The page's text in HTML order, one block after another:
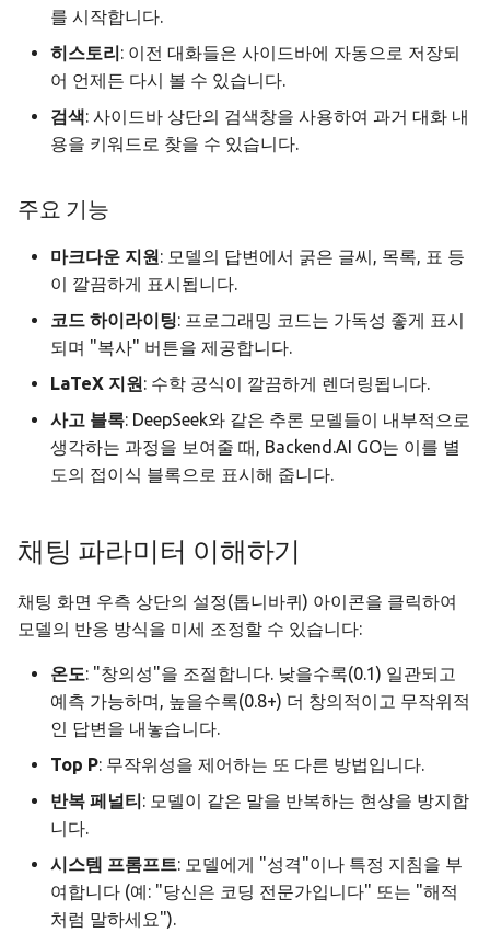
를 시작합니다.
히스토리: 이전 대화들은 사이드바에 자동으로 저장되
어 언제든 다시 볼 수 있습니다.
검색: 사이드바 상단의 검색창을 사용하여 과거 대화 내
용을 키워드로 찾을 수 있습니다.
주요 기능
마크다운 지원: 모델의 답변에서 굵은 글씨, 목록, 표 등
이 깔끔하게 표시됩니다.
코드 하이라이팅: 프로그래밍 코드는 가독성 좋게 표시
되며 "복사" 버튼을 제공합니다.
LaTeX 지원: 수학 공식이 깔끔하게 렌더링됩니다.
사고 블록: DeepSeek와 같은 추론 모델들이 내부적으로
생각하는 과정을 보여줄 때, Backend.AI GO는 이를 별
도의 접이식 블록으로 표시해 줍니다.
채팅 파라미터 이해하기
채팅 화면 우측 상단의 설정(톱니바퀴) 아이콘을 클릭하여
모델의 반응 방식을 미세 조정할 수 있습니다:
온도: "창의성"을 조절합니다. 낮을수록(0.1) 일관되고
예측 가능하며, 높을수록(0.8+) 더 창의적이고 무작위적
인 답변을 내놓습니다.
Top P: 무작위성을 제어하는 또 다른 방법입니다.
반복 페널티: 모델이 같은 말을 반복하는 현상을 방지합
니다.
시스템 프롬프트: 모델에게 "성격"이나 특정 지침을 부
여합니다 (예: "당신은 코딩 전문가입니다" 또는 "해적
처럼 말하세요").